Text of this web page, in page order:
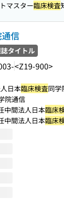
マスター臨床検査
信
タイトル
<Z19-900>
日本臨床検査同学
院通信
中間法人日本臨床
中間法人日本臨床